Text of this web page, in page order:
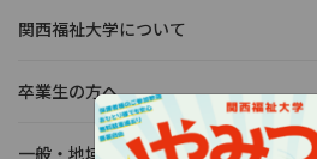
関西福祉大学について
卒業生の方へ
一般・地域の方へ